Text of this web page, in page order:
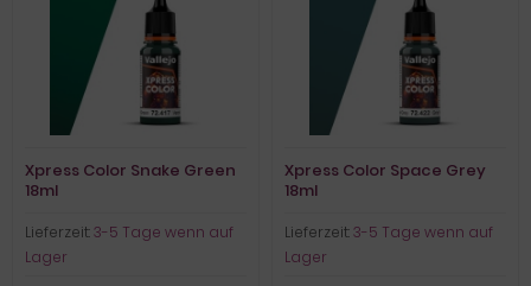
Xpress Color Snake Green
18ml
Lieferzeit:3-5 Tage wenn auf
Lager
Xpress Color Space Grey
18ml
Lieferzeit:3-5 Tage wenn auf
Lager